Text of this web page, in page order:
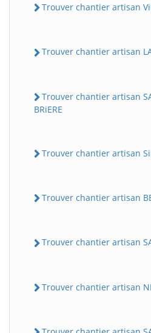
Trouver chantier artisan
Trouver chantier artisan
Trouver chantier artisan
BRiERE
Trouver chantier artisan
Trouver chantier artisan
Trouver chantier artisan
Trouver chantier artisan